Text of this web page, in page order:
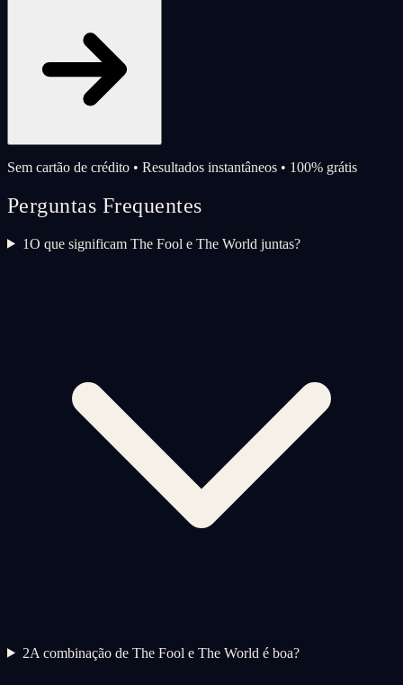
Sem cartão de crédito • Resultados instantâneos • 100% grátis
Perguntas Frequentes
1O que significam The Fool e The World juntas?
2A combinação de The Fool e The World é boa?